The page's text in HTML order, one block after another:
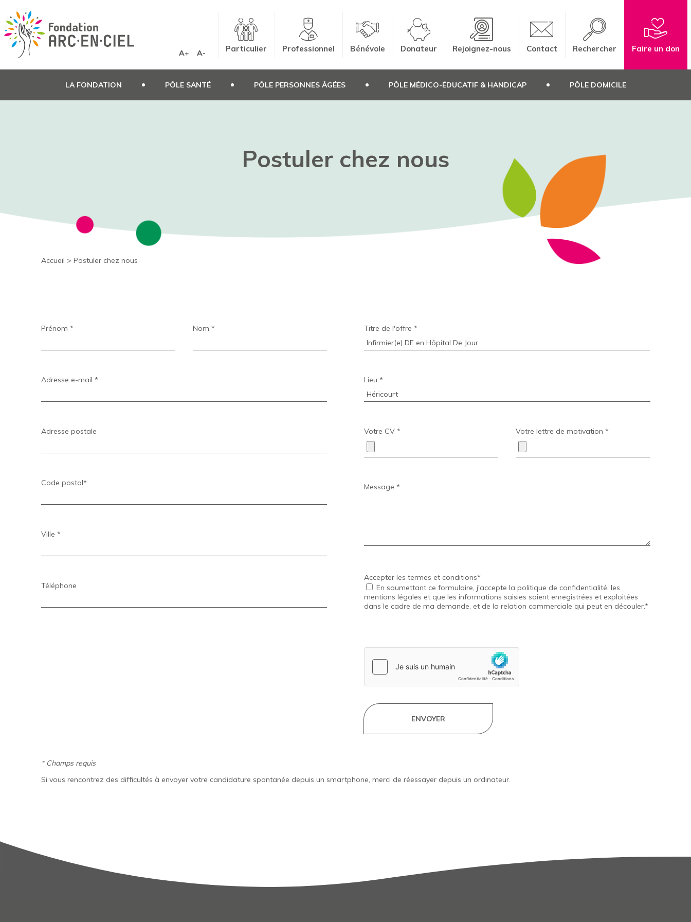
A+ A- Particulier Professionnel Bénévole Donateur Rejoignez-nous Contact Rechercher Faire un don
LA FONDATION PÔLE SANTÉ PÔLE PERSONNES ÂGÉES PÔLE MÉDICO-ÉDUCATIF & HANDICAP PÔLE DOMICILE
Postuler chez nous
Accueil > Postuler chez nous
Prénom * Nom *
Adresse e-mail *
Adresse postale
Code postal*
Ville *
Téléphone
Titre de l'offre *
Lieu *
Votre CV * Votre lettre de motivation *
Message *
Accepter les termes et conditions*
En soumettant ce formulaire, j'accepte la politique de confidentialité, les
mentions légales et que les informations saisies soient enregistrées et exploitées
dans le cadre de ma demande, et de la relation commerciale qui peut en découler.*
* Champs requis
Si vous rencontrez des difficultés à envoyer votre candidature spontanée depuis un smartphone, merci de réessayer depuis un ordinateur.